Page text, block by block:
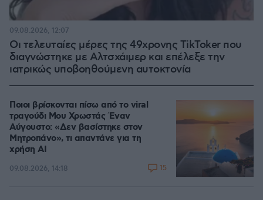
Οι τελευταίες μέρες της 49χρονης TikToker που
διαγνώστηκε με Αλτσχάιμερ και επέλεξε την
ιατρικώς υποβοηθούμενη αυτοκτονία
09.08.2026, 12:07
Ποιοι βρίσκονται πίσω από το viral
τραγούδι Μου Χρωστάς Έναν
Αύγουστο: «Δεν βασίστηκε στον
Μητροπάνο», τι απαντάνε για τη
χρήση AI
09.08.2026, 14:18 15